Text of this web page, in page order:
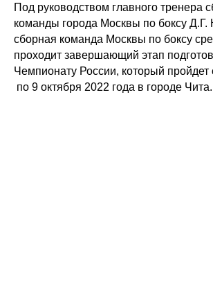
Под руководством главного тренера
команды города Москвы по боксу Д.Г.
сборная команда Москвы по боксу
проходит завершающий этап
Чемпионату России, который пройдет
по 9 октября 2022 года в городе Чита.